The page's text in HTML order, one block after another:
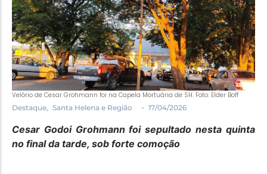
Velório de Cesar Grohmann foi na Capela Mortuária de SH. Foto: Elder Boff
Destaque, Santa Helena e Região - 17/04/2026
Cesar Godoi Grohmann foi sepultado nesta quinta
no final da tarde, sob forte comoção